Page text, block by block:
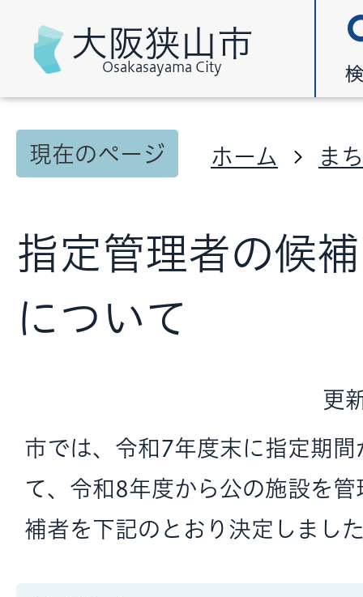
大阪狭山市
Osakasayama City
現在のページ ホーム ま
指定管理者の候
について
更
市では、令和7年度末に指定期
て、令和8年度から公の施設を
補者を下記のとおり決定しまし